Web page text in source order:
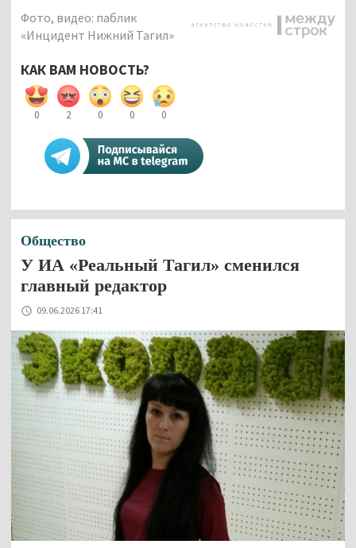
Фото, видео: паблик
«Инцидент Нижний Тагил»
КАК ВАМ НОВОСТЬ?
0 2 0 0 0
Общество
У ИА «Реальный Тагил» сменился
главный редактор
09.06.2026 17:41